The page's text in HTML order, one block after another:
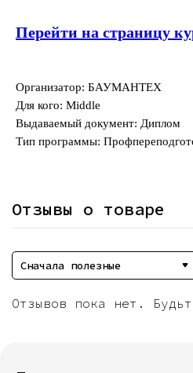
Перейти на страницу
Организатор: БАУМАНТЕХ
Для кого: Middle
Выдаваемый документ: Диплом
Тип программы:
Отзывы о товаре
Сначала полезные
Отзывов пока нет.